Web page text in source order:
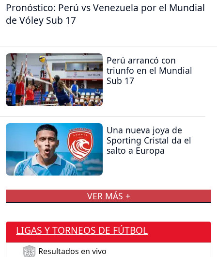
Pronóstico: Perú vs Venezuela por el Mundial
de Vóley Sub 17
Perú arrancó con
triunfo en el Mundial
Sub 17
Una nueva joya de
Sporting Cristal da el
salto a Europa
VER MÁS +
LIGAS Y TORNEOS DE FÚTBOL
Resultados en vivo